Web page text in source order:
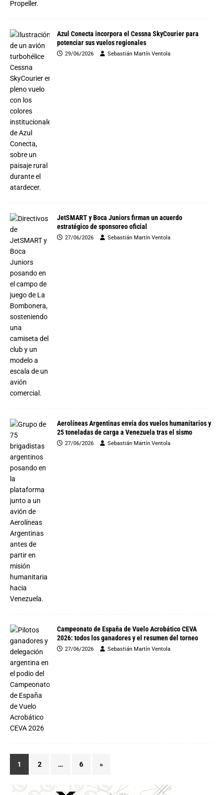
Azul Conecta incorpora el Cessna SkyCourier para
potenciar sus vuelos regionales
29/06/2026 Sebastián Martín Ventola
JetSMART y Boca Juniors firman un acuerdo
estratégico de sponsoreo oficial
27/06/2026 Sebastián Martín Ventola
Aerolíneas Argentinas envía dos vuelos humanitarios y
25 toneladas de carga a Venezuela tras el sismo
27/06/2026 Sebastián Martín Ventola
Campeonato de España de Vuelo Acrobático CEVA
2026: todos los ganadores y el resumen del torneo
27/06/2026 Sebastián Martín Ventola
1 2 … 6 »